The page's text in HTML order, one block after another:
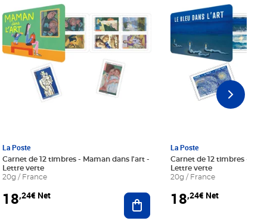
au panier
La Poste
Carnet de 12 timbres - Maman dans l'art -
Lettre verte
20g / France
18,24€ Net Ajouter au panier
La Poste
Carnet de 12 timbres - Le
Lettre verte
20g / France
18,24€ Net